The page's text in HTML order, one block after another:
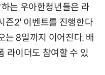
는 우아한청년들은 라
즌2' 이벤트를 진행한다
는 8일까지 이어진다. 배
라이더도 참여할 수 있